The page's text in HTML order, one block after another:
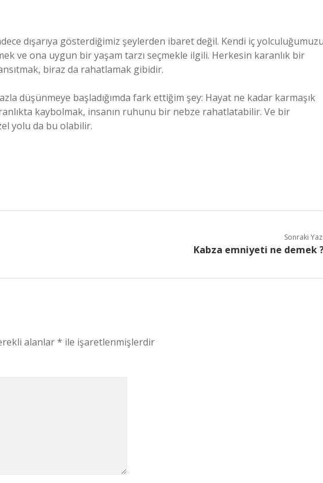
dışarıya gösterdiğimiz şeylerden ibaret değil. Kendi iç
ve ona uygun bir yaşam tarzı seçmekle ilgili. Herkesin karanlık bir
biraz da rahatlamak gibidir.
düşünmeye başladığımda fark ettiğim şey: Hayat ne kadar karmaşık
kaybolmak, insanın ruhunu bir nebze rahatlatabilir. Ve bir
yolu da bu olabilir.
Sonraki
Kabza emniyeti ne demek
alanlar* ile işaretlenmişlerdir